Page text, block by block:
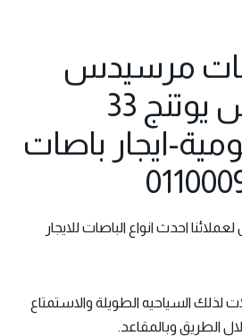
مرسيدس
-ايجار اتوبيس يوتنج 33
ايجار باصات
احدث انواع الباصات للايجار
لذلك السياحيه الطويلة والاستمتاع
الطريق وبالمقاعد.